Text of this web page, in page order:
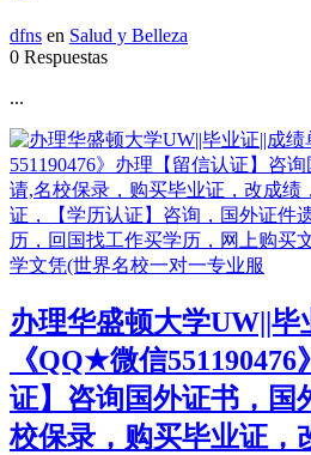
dfns en Salud y Belleza
0 Respuestas
...
办理华盛顿大学UW||毕
《QQ★微信
证】咨询国外证书，国
校保录，购买毕业证，